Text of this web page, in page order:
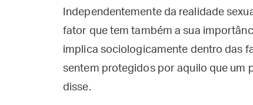
Independentemente da realidade
fator que tem também a sua
implica sociologicamente dentro das
sentem protegidos por aquilo que um
disse.